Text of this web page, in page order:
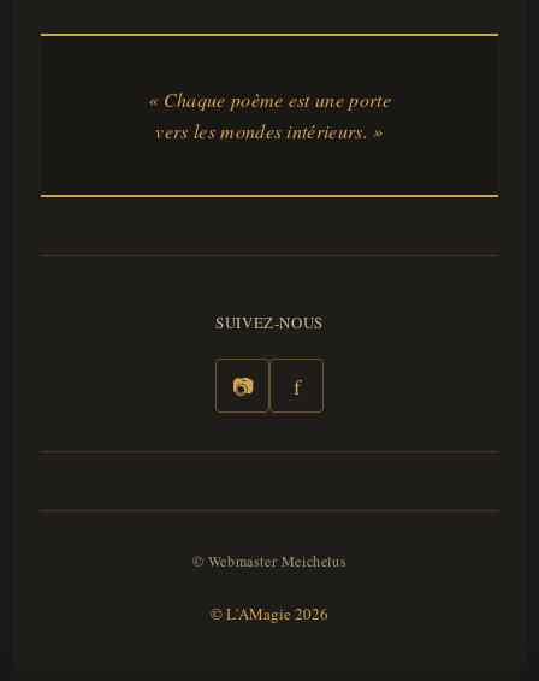
« Chaque poème est une porte
vers les mondes intérieurs. »
SUIVEZ-NOUS
📷 f
© Webmaster Meichelus
© L'AMagie 2026